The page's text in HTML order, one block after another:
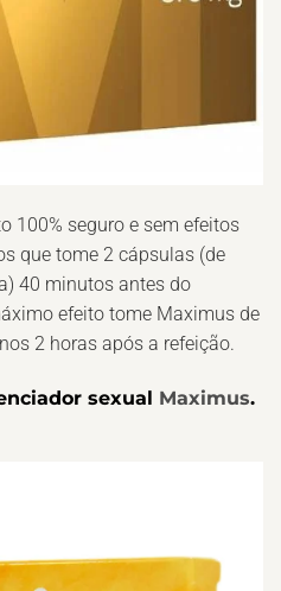
100% seguro e sem efeitos
que tome 2 cápsulas (de
40 minutos antes do
efeito tome Maximus de
2 horas após a refeição.
sexual Maximus.